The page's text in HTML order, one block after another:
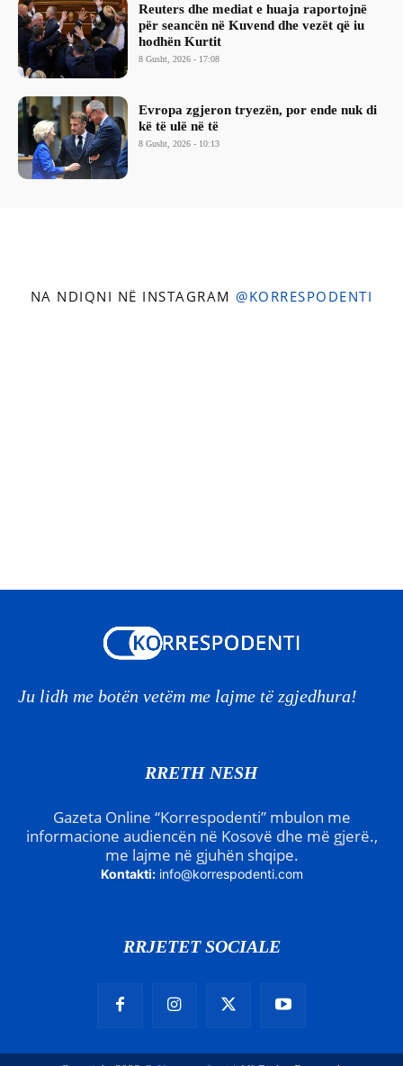
Reuters dhe mediat e huaja raportojnë
për seancën në Kuvend dhe vezët që iu
hodhën Kurtit
8 Gusht, 2026 - 17:08
Evropa zgjeron tryezën, por ende nuk di
kë të ulë në të
8 Gusht, 2026 - 10:13
NA NDIQNI NË INSTAGRAM @KORRESPODENTI
Ju lidh me botën vetëm me lajme të zgjedhura!
RRETH NESH
Gazeta Online “Korrespodenti” mbulon me
informacione audiencën në Kosovë dhe më gjerë.,
me lajme në gjuhën shqipe.
Kontakti: info@korrespodenti.com
RRJETET SOCIALE